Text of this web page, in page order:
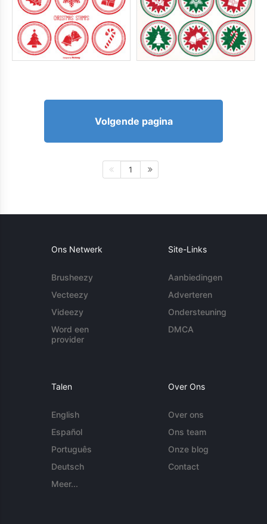
Volgende pagina
1
Ons Netwerk
Brusheezy
Vecteezy
Videezy
Word een
provider
Site-Links
Aanbiedingen
Adverteren
Ondersteuning
DMCA
Talen
English
Español
Português
Deutsch
Meer...
Over Ons
Over ons
Ons team
Onze blog
Contact